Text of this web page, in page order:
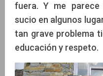
fuera. Y me parece
sucio en algunos
tan grave problema
educación y respeto.